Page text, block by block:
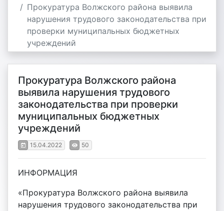
Прокуратура Волжского района выявила
нарушения трудового законодательства при
проверки муниципальных бюджетных
учреждений
Прокуратура Волжского района
выявила нарушения трудового
законодательства при проверки
муниципальных бюджетных
учреждений
15.04.2022 50
ИНФОРМАЦИЯ
«Прокуратура Волжского района выявила
нарушения трудового законодательства при